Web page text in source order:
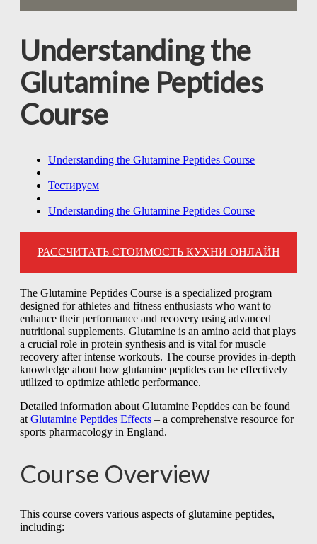
Understanding the
Glutamine Peptides
Course
Understanding the Glutamine Peptides Course
Тестируем
Understanding the Glutamine Peptides Course
РАССЧИТАТЬ СТОИМОСТЬ КУХНИ ОНЛАЙН
The Glutamine Peptides Course is a specialized program
designed for athletes and fitness enthusiasts who want to
enhance their performance and recovery using advanced
nutritional supplements. Glutamine is an amino acid that plays
a crucial role in protein synthesis and is vital for muscle
recovery after intense workouts. The course provides in-depth
knowledge about how glutamine peptides can be effectively
utilized to optimize athletic performance.
Detailed information about Glutamine Peptides can be found
at Glutamine Peptides Effects – a comprehensive resource for
sports pharmacology in England.
Course Overview
This course covers various aspects of glutamine peptides,
including: